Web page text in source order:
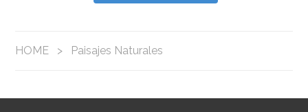
HOME > Paisajes Naturales